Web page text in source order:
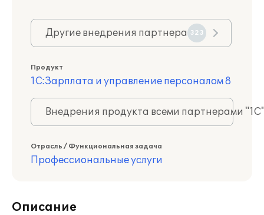
Другие внедрения партнера 323
Продукт
1С:Зарплата и управление персоналом 8
Внедрения продукта всеми партнерами
Отрасль / Функциональная задача
Профессиональные услуги
Описание